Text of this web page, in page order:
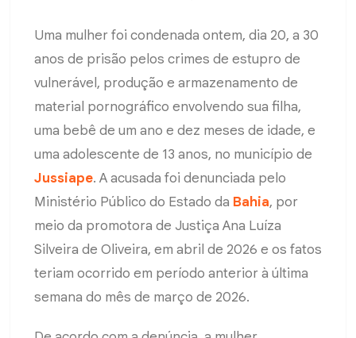
Uma mulher foi condenada ontem, dia 20, a 30
anos de prisão pelos crimes de estupro de
vulnerável, produção e armazenamento de
material pornográfico envolvendo sua filha,
uma bebê de um ano e dez meses de idade, e
uma adolescente de 13 anos, no município de
Jussiape. A acusada foi denunciada pelo
Ministério Público do Estado da Bahia, por
meio da promotora de Justiça Ana Luíza
Silveira de Oliveira, em abril de 2026 e os fatos
teriam ocorrido em período anterior à última
semana do mês de março de 2026.